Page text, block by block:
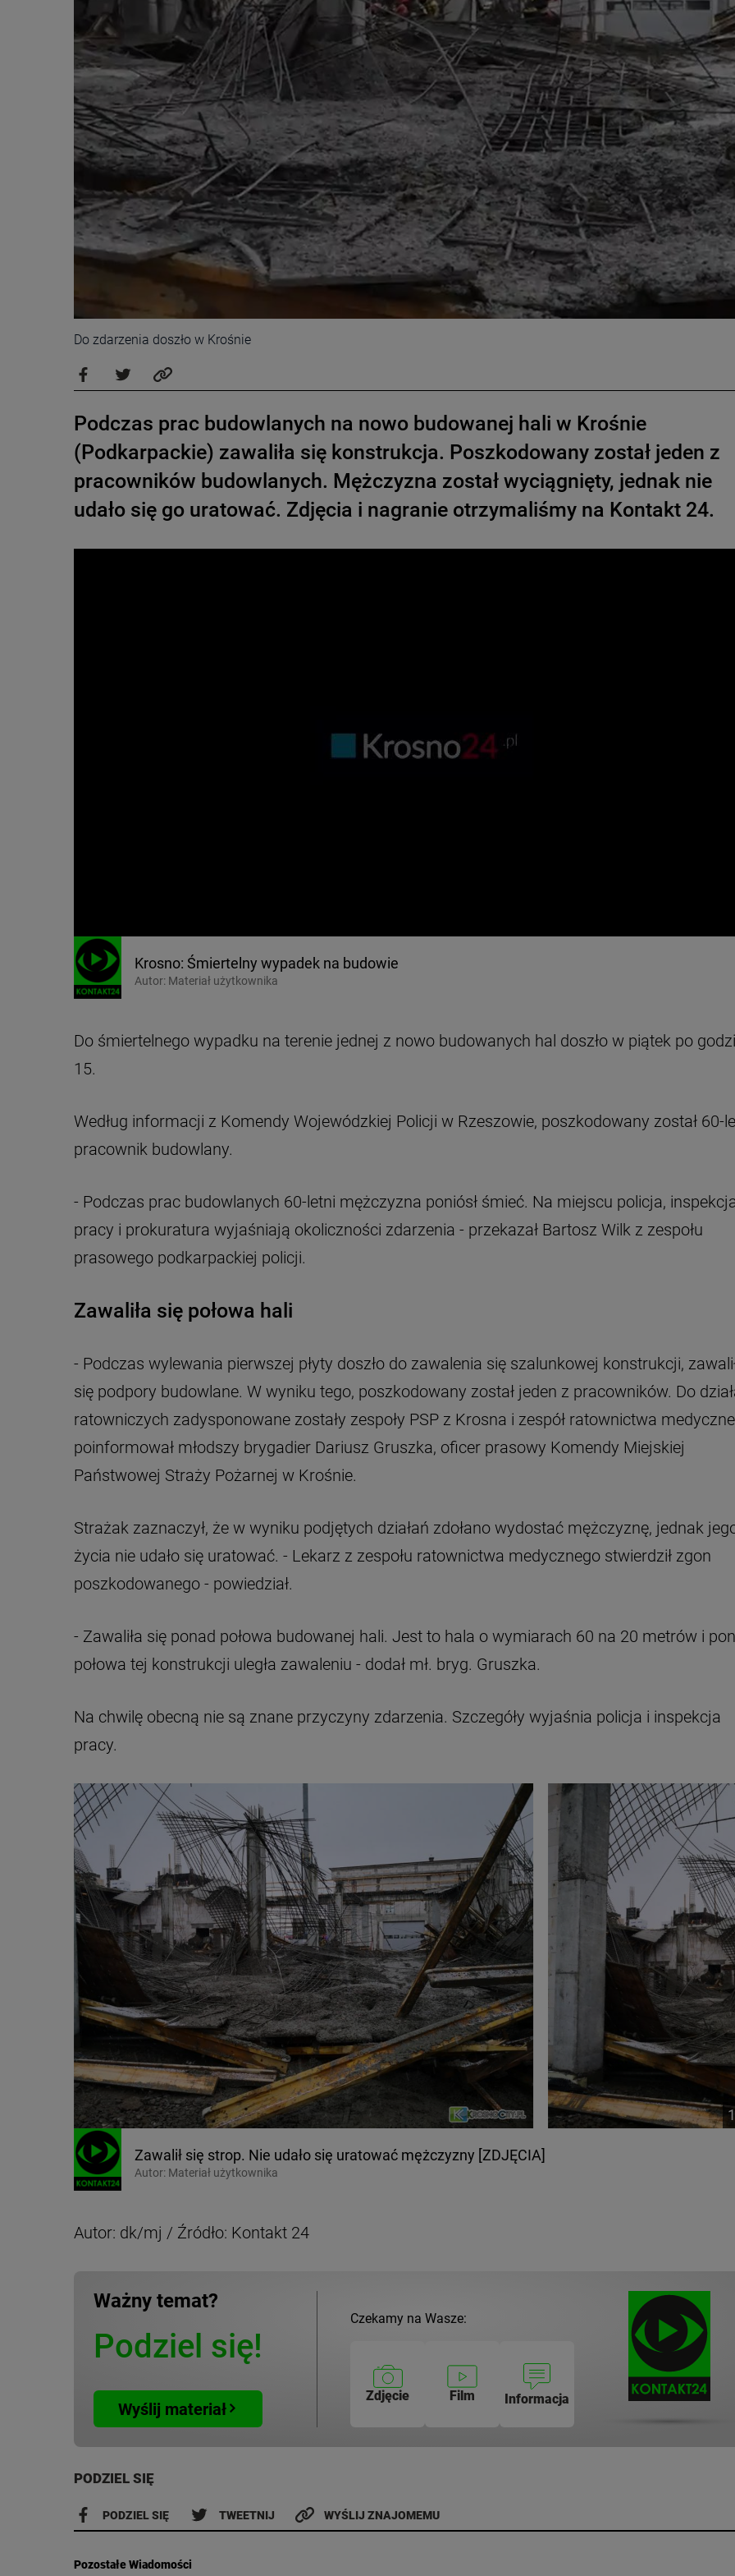
Do zdarzenia doszło w Krośnie
Podczas prac budowlanych na nowo budowanej hali w Krośnie
(Podkarpackie) zawaliła się konstrukcja. Poszkodowany został jeden z
pracowników budowlanych. Mężczyzna został wyciągnięty, jednak nie
udało się go uratować. Zdjęcia i nagranie otrzymaliśmy na Kontakt 24.
Krosno: Śmiertelny wypadek na budowie
Autor: Materiał użytkownika
Do śmiertelnego wypadku na terenie jednej z nowo budowanych hal doszło w piątek po
15.
Według informacji z Komendy Wojewódzkiej Policji w Rzeszowie, poszkodowany został 60-
pracownik budowlany.
- Podczas prac budowlanych 60-letni mężczyzna poniósł śmieć. Na miejscu policja,
pracy i prokuratura wyjaśniają okoliczności zdarzenia - przekazał Bartosz Wilk z zespołu
prasowego podkarpackiej policji.
Zawaliła się połowa hali
- Podczas wylewania pierwszej płyty doszło do zawalenia się szalunkowej konstrukcji,
się podpory budowlane. W wyniku tego, poszkodowany został jeden z pracowników. Do
ratowniczych zadysponowane zostały zespoły PSP z Krosna i zespół ratownictwa
poinformował młodszy brygadier Dariusz Gruszka, oficer prasowy Komendy Miejskiej
Państwowej Straży Pożarnej w Krośnie.
Strażak zaznaczył, że w wyniku podjętych działań zdołano wydostać mężczyznę, jednak
życia nie udało się uratować. - Lekarz z zespołu ratownictwa medycznego stwierdził zgon
poszkodowanego - powiedział.
- Zawaliła się ponad połowa budowanej hali. Jest to hala o wymiarach 60 na 20 metrów i
połowa tej konstrukcji uległa zawaleniu - dodał mł. bryg. Gruszka.
Na chwilę obecną nie są znane przyczyny zdarzenia. Szczegóły wyjaśnia policja i inspekcja
pracy.
1
Zawalił się strop. Nie udało się uratować mężczyzny [ZDJĘCIA]
Autor: Materiał użytkownika
Autor: dk/mj / Źródło: Kontakt 24
Ważny temat?
Podziel się!
Wyślij materiał
Czekamy na Wasze:
Zdjęcie Film Informacja
PODZIEL SIĘ
PODZIEL SIĘ TWEETNIJ WYŚLIJ ZNAJOMEMU
Pozostałe Wiadomości